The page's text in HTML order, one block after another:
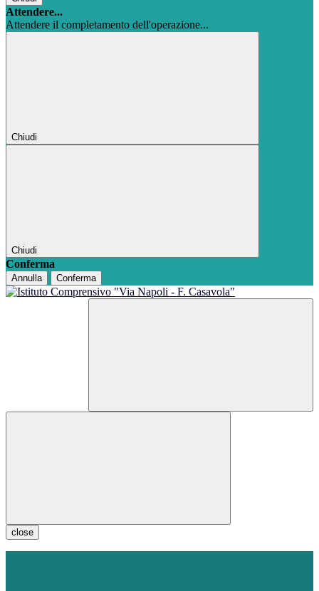
Attendere...
Attendere il completamento dell'operazione...
Chiudi
Chiudi
Conferma
Annulla Conferma
close